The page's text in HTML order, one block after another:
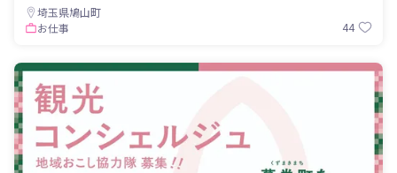
埼玉県鳩山町
お仕事
44